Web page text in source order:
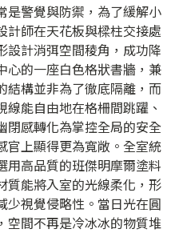
是警覺與防禦，為了緩解小
計師在天花板與樑柱交接處
設計消弭空間稜角，成功降
心的一座白色格狀書牆，兼
結構並非為了徹底隔離，而
能自由地在格柵間跳躍、
閉感轉化為掌控全局的安全
官上顯得更為寬敞。全室統
用高品質的班傑明摩爾塗料
質能將入室的光線柔化，形
少視覺侵略性。當日光在圓
空間不再是冷冰冰的物質堆